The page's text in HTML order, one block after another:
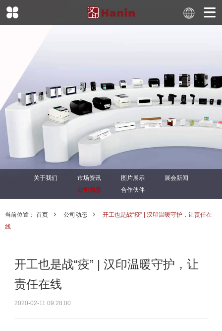
关于我们 市场资讯 图片展示
展会新闻
公司动态
合作伙伴
当前位置： 首页 公司动态
开工也是战“疫” | 汉印温暖守护，让责任在
线
开工也是战“疫” | 汉印温暖守护，让
责任在线
2020-02-11 09:28:00